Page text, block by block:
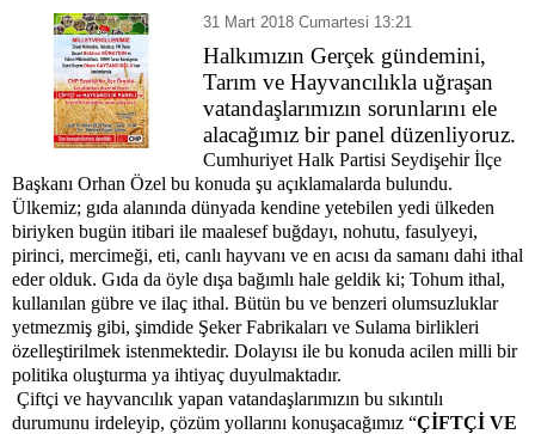
31 Mart 2018 Cumartesi 13:21
Halkımızın Gerçek gündemini,
Tarım ve Hayvancılıkla uğraşan
vatandaşlarımızın sorunlarını ele
alacağımız bir panel düzenliyoruz.
Cumhuriyet Halk Partisi Seydişehir İlçe
Başkanı Orhan Özel bu konuda şu açıklamalarda bulundu.
Ülkemiz; gıda alanında dünyada kendine yetebilen yedi ülkeden
biriyken bugün itibari ile maalesef buğdayı, nohutu, fasulyeyi,
pirinci, mercimeği, eti, canlı hayvanı ve en acısı da samanı dahi ithal
eder olduk. Gıda da öyle dışa bağımlı hale geldik ki; Tohum ithal,
kullanılan gübre ve ilaç ithal. Bütün bu ve benzeri olumsuzluklar
yetmezmiş gibi, şimdide Şeker Fabrikaları ve Sulama birlikleri
özelleştirilmek istenmektedir. Dolayısı ile bu konuda acilen milli bir
politika oluşturma ya ihtiyaç duyulmaktadır.
Çiftçi ve hayvancılık yapan vatandaşlarımızın bu sıkıntılı
durumunu irdeleyip, çözüm yollarını konuşacağımız “ÇİFTÇİ VE